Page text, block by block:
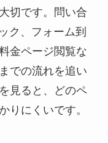
切です。問い合
ク、フォーム到
金ページ閲覧な
での流れを追い
見ると、どのペ
りにくいです。